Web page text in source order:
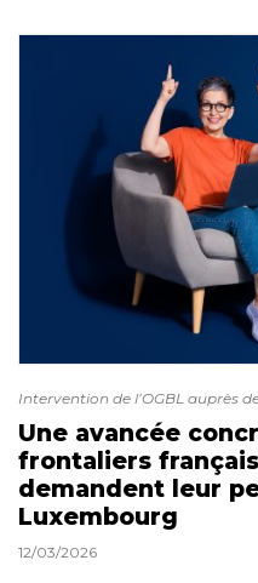
Intervention de l’OGBL auprès
Une avancée
frontaliers
demandent leur
Luxembourg
12/03/2026